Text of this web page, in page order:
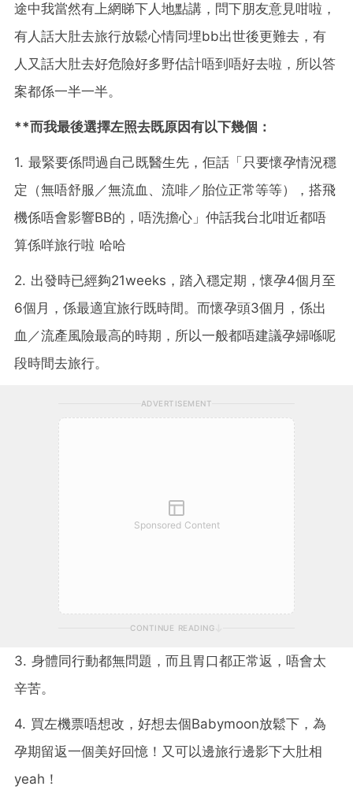
途中我當然有上網睇下人地點講，問下朋友意見咁啦，
有人話大肚去旅行放鬆心情同埋bb出世後更難去，有
人又話大肚去好危險好多野估計唔到唔好去啦，所以答
案都係一半一半。
**而我最後選擇左照去既原因有以下幾個：
1. 最緊要係問過自己既醫生先，佢話「只要懷孕情況穩
定（無唔舒服／無流血、流啡／胎位正常等等），搭飛
機係唔會影響BB的，唔洗擔心」仲話我台北咁近都唔
算係咩旅行啦 哈哈
2. 出發時已經夠21weeks，踏入穩定期，懷孕4個月至
6個月，係最適宜旅行既時間。而懷孕頭3個月，係出
血／流產風險最高的時期，所以一般都唔建議孕婦喺呢
段時間去旅行。
ADVERTISEMENT
Sponsored Content
CONTINUE READING
3. 身體同行動都無問題，而且胃口都正常返，唔會太
辛苦。
4. 買左機票唔想改，好想去個Babymoon放鬆下，為
孕期留返一個美好回憶！又可以邊旅行邊影下大肚相
yeah！